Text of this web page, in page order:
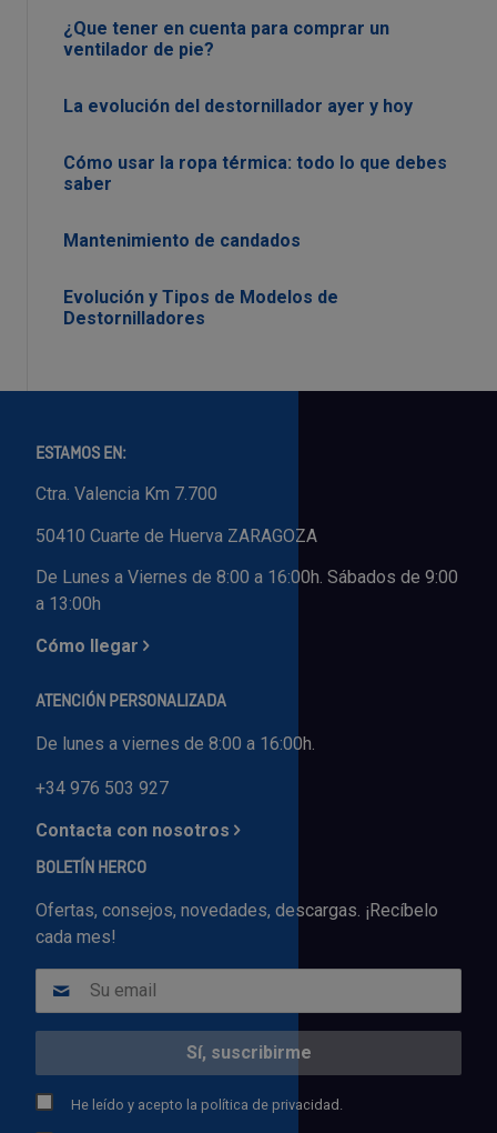
¿Que tener en cuenta para comprar un
ventilador de pie?
La evolución del destornillador ayer y hoy
Cómo usar la ropa térmica: todo lo que debes
saber
Mantenimiento de candados
Evolución y Tipos de Modelos de
Destornilladores
ESTAMOS EN:
Ctra. Valencia Km 7.700
50410 Cuarte de Huerva ZARAGOZA
De Lunes a Viernes de 8:00 a 16:00h. Sábados de 9:00
a 13:00h
Cómo llegar
ATENCIÓN PERSONALIZADA
De lunes a viernes de 8:00 a 16:00h.
+34 976 503 927
Contacta con nosotros
BOLETÍN HERCO
Ofertas, consejos, novedades, descargas. ¡Recíbelo
cada mes!
He leído y acepto la política de privacidad.